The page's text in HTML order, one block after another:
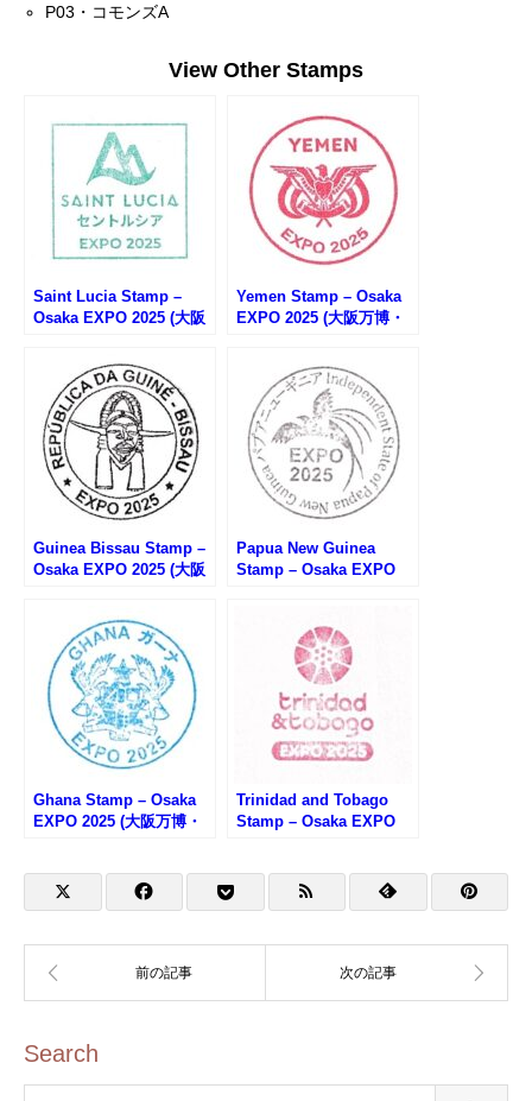
P03・コモンズA
View Other Stamps
Saint Lucia Stamp –
Osaka EXPO 2025 (大阪
Yemen Stamp – Osaka
EXPO 2025 (大阪万博・
Guinea Bissau Stamp –
Osaka EXPO 2025 (大阪
Papua New Guinea
Stamp – Osaka EXPO
Ghana Stamp – Osaka
EXPO 2025 (大阪万博・
Trinidad and Tobago
Stamp – Osaka EXPO
Search